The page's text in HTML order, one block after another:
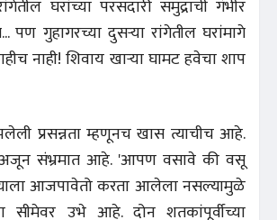
घरांच्या परसदारी समुद्राची गंभीर
गुहागरच्या दुसऱ्या रांगेतील घरांमागे
नाही! शिवाय खाऱ्या घामट हवेचा शाप
प्रसन्नता म्हणूनच खास त्याचीच आहे.
संभ्रमात आहे. 'आपण वसावे की वसू
आजपावेतो करता आलेला नसल्यामुळे
सीमेवर उभे आहे. दोन शतकांपूर्वीच्या